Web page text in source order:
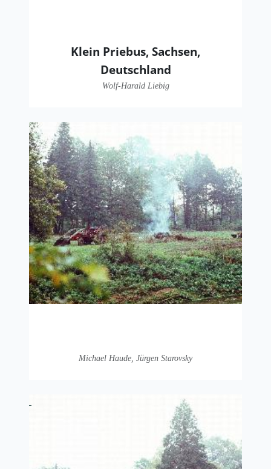
Klein Priebus, Sachsen,
Deutschland
Wolf-Harald Liebig
Michael Haude, Jürgen Starovsky